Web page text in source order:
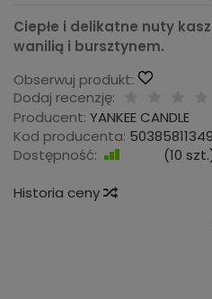
Ciepłe i delikatne nuty
wanilią i bursztynem.
Obserwuj produkt:
Dodaj recenzję:
Producent: YANKEE CANDLE
Kod producenta:
Dostępność:
(10
Historia ceny